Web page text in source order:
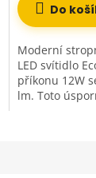
Do
Moderní
LED svítidlo
příkonu 12W
lm. Toto